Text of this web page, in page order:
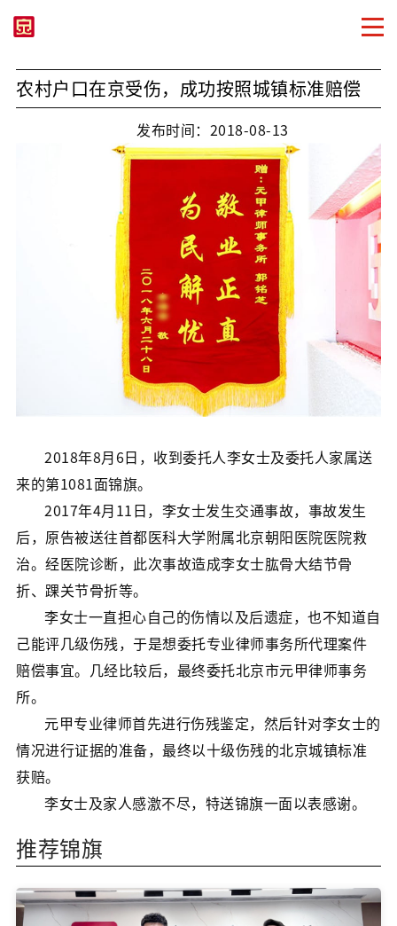
农村户口在京受伤，成功按照城镇标准赔偿
发布时间：2018-08-13
2018年8月6日，收到委托人李女士及委托人家属送
来的第1081面锦旗。
2017年4月11日，李女士发生交通事故，事故发生
后，原告被送往首都医科大学附属北京朝阳医院医院救
治。经医院诊断，此次事故造成李女士肱骨大结节骨
折、踝关节骨折等。
李女士一直担心自己的伤情以及后遗症，也不知道自
己能评几级伤残，于是想委托专业律师事务所代理案件
赔偿事宜。几经比较后，最终委托北京市元甲律师事务
所。
元甲专业律师首先进行伤残鉴定，然后针对李女士的
情况进行证据的准备，最终以十级伤残的北京城镇标准
获赔。
李女士及家人感激不尽，特送锦旗一面以表感谢。
推荐锦旗